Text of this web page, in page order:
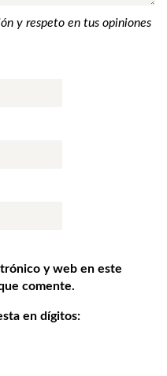
y respeto en tus opiniones
y web en este
comente.
en dígitos: